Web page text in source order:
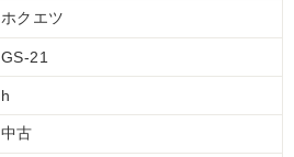
ホクエツ
GS-21
h
中古